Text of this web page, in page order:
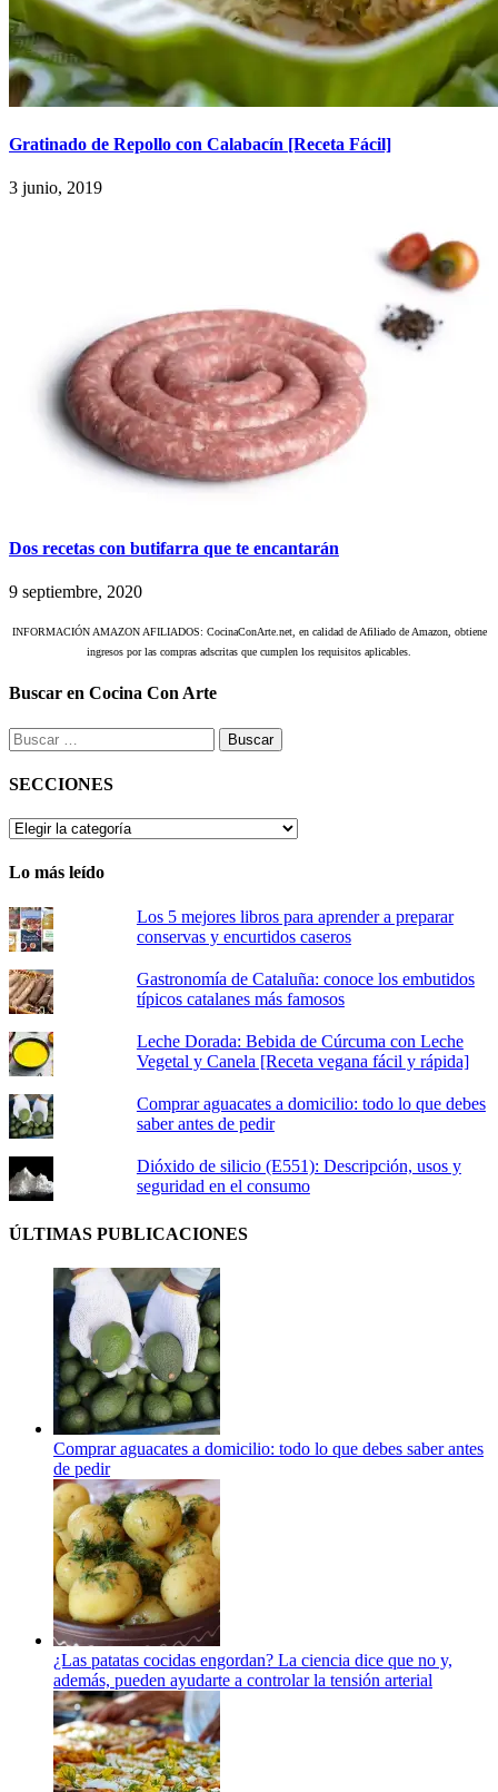
Gratinado de Repollo con Calabacín [Receta Fácil]
3 junio, 2019
Dos recetas con butifarra que te encantarán
9 septiembre, 2020
INFORMACIÓN AMAZON AFILIADOS: CocinaConArte.net, en calidad de Afiliado de Amazon, obtiene
ingresos por las compras adscritas que cumplen los requisitos aplicables.
Buscar en Cocina Con Arte
Buscar:
SECCIONES
SECCIONES
Lo más leído
Los 5 mejores libros para aprender a preparar
conservas y encurtidos caseros
Gastronomía de Cataluña: conoce los embutidos
típicos catalanes más famosos
Leche Dorada: Bebida de Cúrcuma con Leche
Vegetal y Canela [Receta vegana fácil y rápida]
Comprar aguacates a domicilio: todo lo que debes
saber antes de pedir
Dióxido de silicio (E551): Descripción, usos y
seguridad en el consumo
ÚLTIMAS PUBLICACIONES
Comprar aguacates a domicilio: todo lo que debes saber antes
de pedir
¿Las patatas cocidas engordan? La ciencia dice que no y,
además, pueden ayudarte a controlar la tensión arterial